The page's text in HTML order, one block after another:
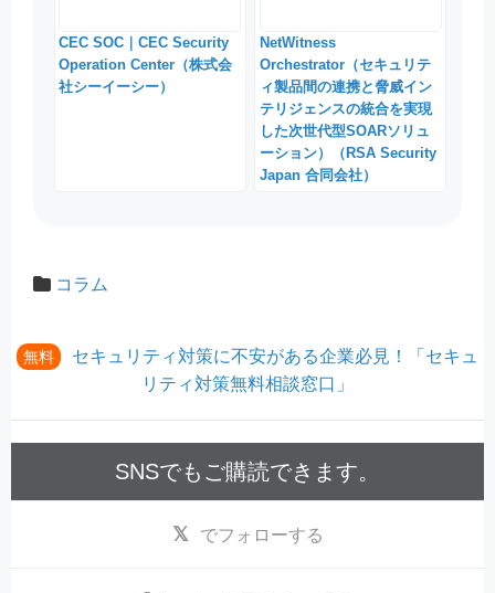
CEC SOC｜CEC Security
Operation Center（株式会
社シーイーシー）
NetWitness
Orchestrator（セキュリテ
ィ製品間の連携と脅威イン
テリジェンスの統合を実現
した次世代型SOARソリュ
ーション）（RSA Security
Japan 合同会社）
コラム
無料
セキュリティ対策に不安がある企業必見！「セキュ
リティ対策無料相談窓口」
SNSでもご購読できます。
でフォローする